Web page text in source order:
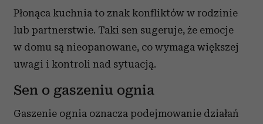
Płonąca kuchnia to znak konfliktów w rodzinie
lub partnerstwie. Taki sen sugeruje, że emocje
w domu są nieopanowane, co wymaga większej
uwagi i kontroli nad sytuacją.
Sen o gaszeniu ognia
Gaszenie ognia oznacza podejmowanie działań